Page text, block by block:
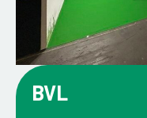
BVL